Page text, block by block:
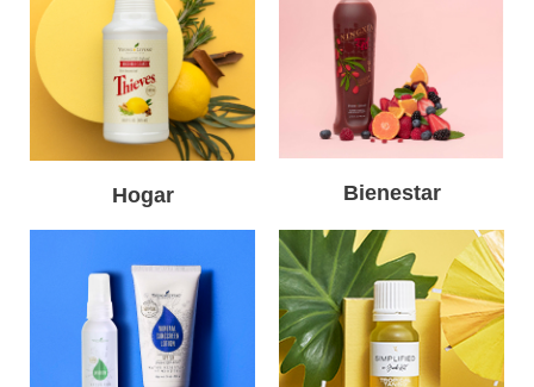
Hogar Bienestar